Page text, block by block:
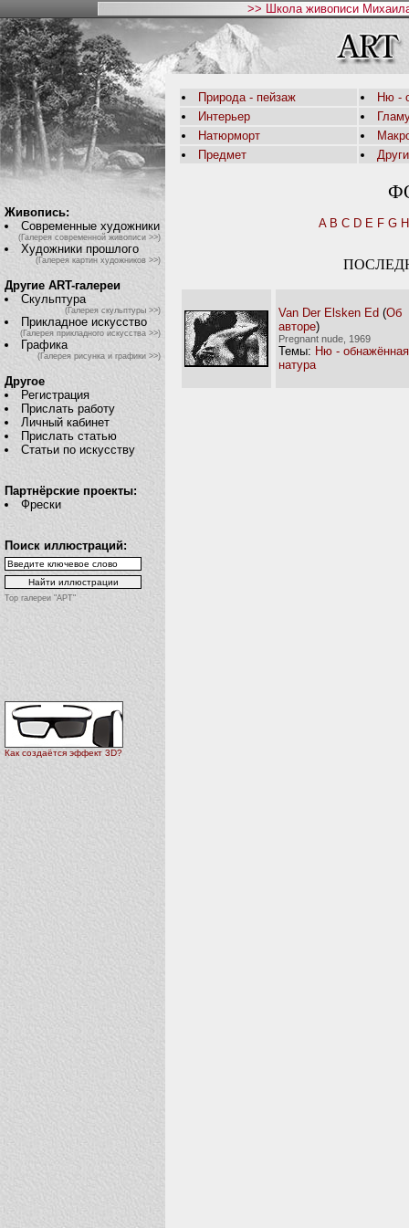
>> Школа живописи
Живопись:
Современные художники
(Галерея современной живописи >>)
Художники прошлого
(Галерея картин художников >>)
Другие ART-галереи
Скульптура
(Галерея скульптуры >>)
Прикладное искусство
(Галерея прикладного искусства >>)
Графика
(Галерея рисунка и графики >>)
Другое
Регистрация
Прислать работу
Личный кабинет
Прислать статью
Статьи по искусству
Партнёрские проекты:
Фрески
Поиск иллюстраций:
Top галереи "АРТ"
Как создаётся эффект 3D?
Природа - пейзаж
Ню -
Интерьер
Натюрморт
Предмет
A B C D E F G H
Van Der Elsken Ed (Об
авторе)
Pregnant nude, 1969
Темы: Ню - обнажённая
натура